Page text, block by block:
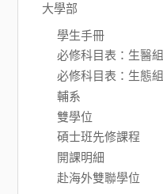
大學部
學生手冊
必修科目表：生醫組
必修科目表：生態組
輔系
雙學位
碩士班先修課程
開課明細
赴海外雙聯學位